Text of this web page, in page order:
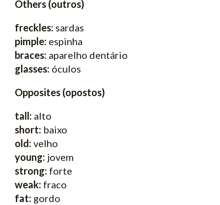
Others (outros)
freckles: sardas
pimple: espinha
braces: aparelho dentário
glasses: óculos
Opposites (opostos)
tall: alto
short: baixo
old: velho
young: jovem
strong: forte
weak: fraco
fat: gordo